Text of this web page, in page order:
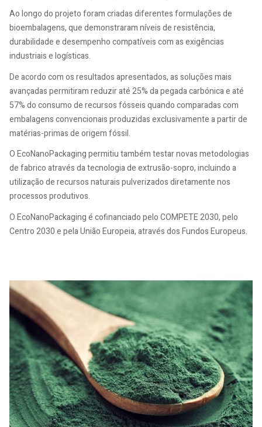
Ao longo do projeto foram criadas diferentes formulações de
bioembalagens, que demonstraram níveis de resistência,
durabilidade e desempenho compatíveis com as exigências
industriais e logísticas.
De acordo com os resultados apresentados, as soluções mais
avançadas permitiram reduzir até 25% da pegada carbónica e até
57% do consumo de recursos fósseis quando comparadas com
embalagens convencionais produzidas exclusivamente a partir de
matérias-primas de origem fóssil.
O EcoNanoPackaging permitiu também testar novas metodologias
de fabrico através da tecnologia de extrusão-sopro, incluindo a
utilização de recursos naturais pulverizados diretamente nos
processos produtivos.
O EcoNanoPackaging é cofinanciado pelo COMPETE 2030, pelo
Centro 2030 e pela União Europeia, através dos Fundos Europeus.